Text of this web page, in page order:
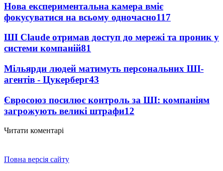
Нова експериментальна камера вміє
фокусуватися на всьому одночасно117
ШІ Claude отримав доступ до мережі та проник у
системи компаній81
Мільярди людей матимуть персональних ШІ-
агентів - Цукерберг43
Євросоюз посилює контроль за ШІ: компаніям
загрожують великі штрафи12
Читати коментарі
Повна версія сайту